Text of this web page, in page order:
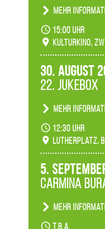
Mehr
Konzert
Schülerinnen
15:00 Uhr
Kulturkino,
30. August
22. Jukebox
Mehr
Anlässlicher
spielen wir
12:30 Uhr
Lutherplatz,
5.
Carmina
Mehr
Tanztheater
t.b.a.